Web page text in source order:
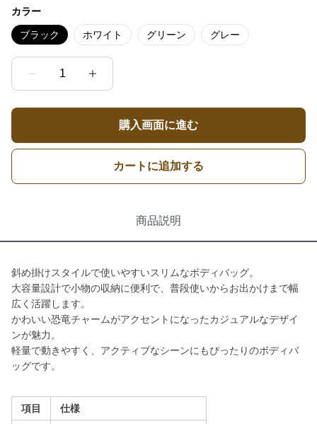
カラー
ブラック ホワイト グリーン グレー
1
購入画面に進む
カートに追加する
商品説明
斜め掛けスタイルで使いやすいスリムなボディバッグ。
大容量設計で小物の収納に便利で、普段使いからお出かけまで幅
広く活躍します。
かわいい恐竜チャームがアクセントになったカジュアルなデザイ
ンが魅力。
軽量で動きやすく、アクティブなシーンにもぴったりのボディバ
ッグです。
項目 仕様